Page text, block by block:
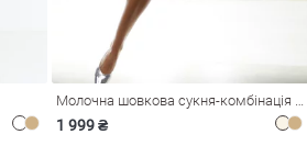
1 999 ₴